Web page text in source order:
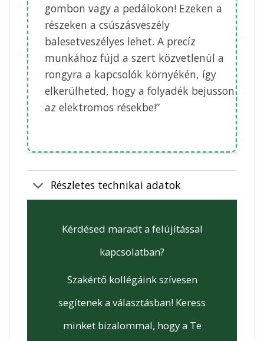
gombon vagy a pedálokon! Ezeken a
részeken a csúszásveszély
balesetveszélyes lehet. A precíz
munkához fújd a szert közvetlenül a
rongyra a kapcsolók környékén, így
elkerülheted, hogy a folyadék bejusson
az elektromos résekbe!”
Részletes technikai adatok
Kérdésed maradt a felújítással
kapcsolatban?
Szakértő kollégáink szívesen
segítenek a választásban! Keress
minket bizalommal, hogy a Te